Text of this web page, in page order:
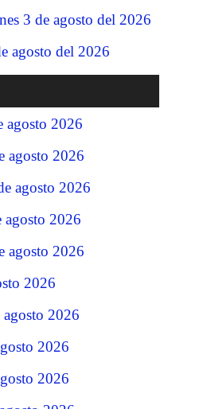
3 de agosto del 2026
agosto del 2026
agosto 2026
agosto 2026
agosto 2026
agosto 2026
agosto 2026
2026
2026
2026
2026